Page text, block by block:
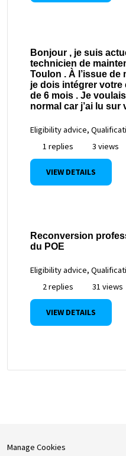
Bonjour , je suis
technicien de
Toulon . À l’issue de
je dois intégrer votre
de 6 mois . Je
normal car j’ai lu sur
Eligibility advice,
1 replies
3 views
VIEW DETAILS
Reconversion
du POE
Eligibility advice,
2 replies
31 views
VIEW DETAILS
Manage Cookies